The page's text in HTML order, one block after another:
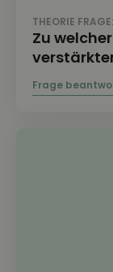
THEORIE
Zu